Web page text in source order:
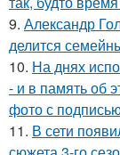
9. Александр
делится
10. На днях
- и в память об
фото с
11. В сети